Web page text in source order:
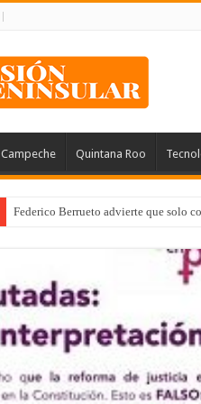
Campeche Quintana Roo
Federico Berrueto advierte que solo